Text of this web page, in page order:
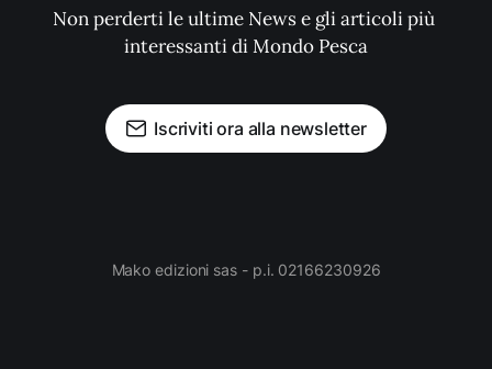
Non perderti le ultime News e gli articoli più
interessanti di Mondo Pesca
Iscriviti ora alla newsletter
Mako edizioni sas - p.i. 02166230926